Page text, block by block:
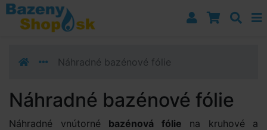
Prejsť k navigácii
Prejsť na obsah
Prejsť k bočnému stĺpci
Náhradné bazénové fólie
Náhradné bazénové fólie
Náhradné vnútorné bazénová fólie na kruhové a